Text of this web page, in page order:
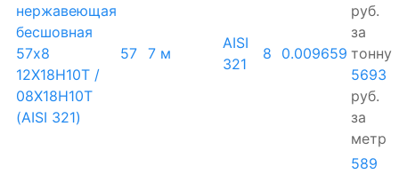
нержавеющая
бесшовная
57х8
12Х18Н10Т /
08Х18Н10Т
(AISI 321)
57 7 м
AISI
321
8 0.009659
руб.
за
тонну
5693
руб.
за
метр
589